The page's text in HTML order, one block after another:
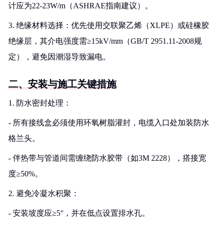
计应为22-23W/m（ASHRAE指南建议）。
3. 绝缘材料选择：优先使用交联聚乙烯（XLPE）或硅橡胶
绝缘层，其介电强度需≥15kV/mm（GB/T 2951.11-2008规
定），避免因潮湿导致漏电。
二、安装与施工关键措施
1. 防水密封处理：
- 所有接线盒必须使用环氧树脂灌封，电缆入口处加装防水
格兰头。
- 伴热带与管道间需缠绕防水胶带（如3M 2228），搭接宽
度≥50%。
2. 避免冷凝水积聚：
- 安装坡度应≥5°，并在低点设置排水孔。